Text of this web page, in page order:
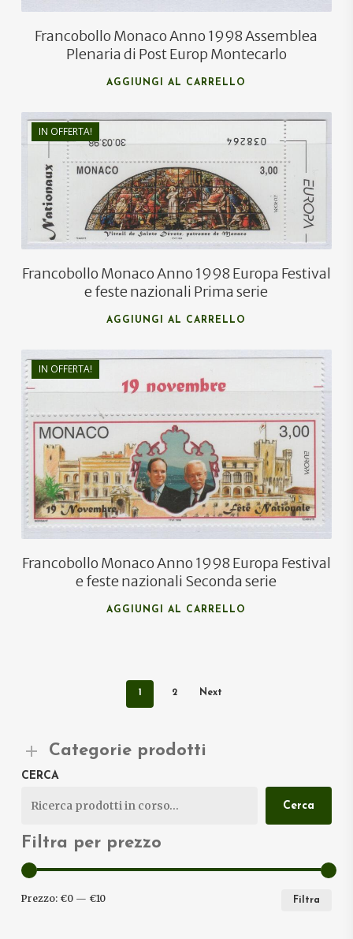
Francobollo Monaco Anno 1998 Assemblea
Plenaria di Post Europ Montecarlo
AGGIUNGI AL CARRELLO
IN OFFERTA!
€0,70
Francobollo Monaco Anno 1998 Europa Festival
e feste nazionali Prima serie
AGGIUNGI AL CARRELLO
IN OFFERTA!
€0,70
Francobollo Monaco Anno 1998 Europa Festival
e feste nazionali Seconda serie
AGGIUNGI AL CARRELLO
1 2 Next
Categorie prodotti
CERCA
Cerca
Filtra per prezzo
Filtra
Prezzo: €0— €10